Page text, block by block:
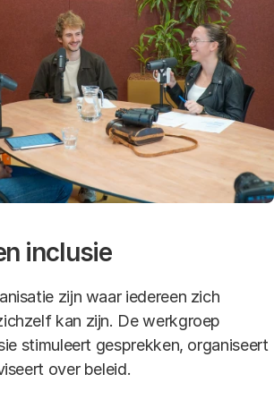
inclusie
zijn waar iedereen zich
kan zijn. De werkgroep
stimuleert gesprekken, organiseert
over beleid.